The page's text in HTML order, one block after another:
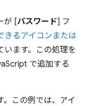
が [パスワード] フ
きるアイコンまたは
います。この処理を
で追加する
。この例では、アイ